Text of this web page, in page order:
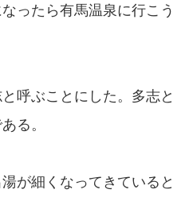
ったら有馬温泉に行こう
呼ぶことにした。多志と
る。
が細くなってきていると